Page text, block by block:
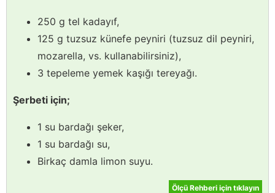
250 g tel kadayıf,
125 g tuzsuz künefe peyniri (tuzsuz dil peyniri,
mozarella, vs. kullanabilirsiniz),
3 tepeleme yemek kaşığı tereyağı.
Şerbeti için;
1 su bardağı şeker,
1 su bardağı su,
Birkaç damla limon suyu.
Ölçü Rehberi için tıklayın